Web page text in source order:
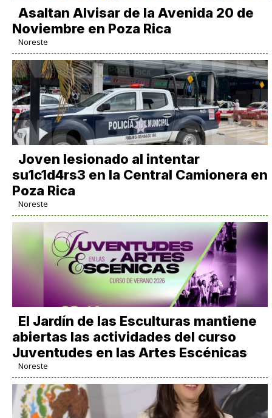
Asaltan Alvisar de la Avenida 20 de
Noviembre en Poza Rica
Noreste
Joven lesionado al intentar
su1c1d4rs3 en la Central Camionera en
Poza Rica
Noreste
El Jardín de las Esculturas mantiene
abiertas las actividades del curso
Juventudes en las Artes Escénicas
Noreste